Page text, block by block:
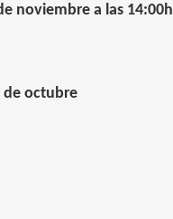
noviembre a las 14:00h
de octubre